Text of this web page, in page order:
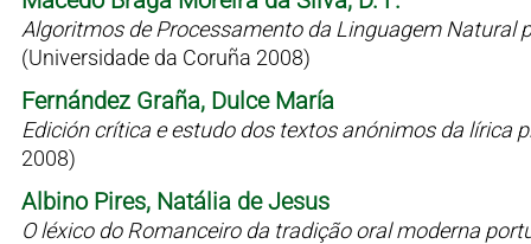
Algoritmos de Processamento da Linguagem Natural
(Universidade da Coruña 2008)
Fernández Graña, Dulce María
Edición crítica e estudo dos textos anónimos da lírica
2008)
Albino Pires, Natália de Jesus
O léxico do Romanceiro da tradição oral moderna